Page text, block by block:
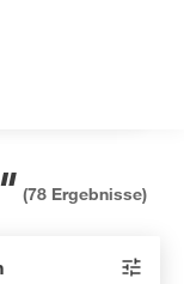
(78 Ergebnisse)